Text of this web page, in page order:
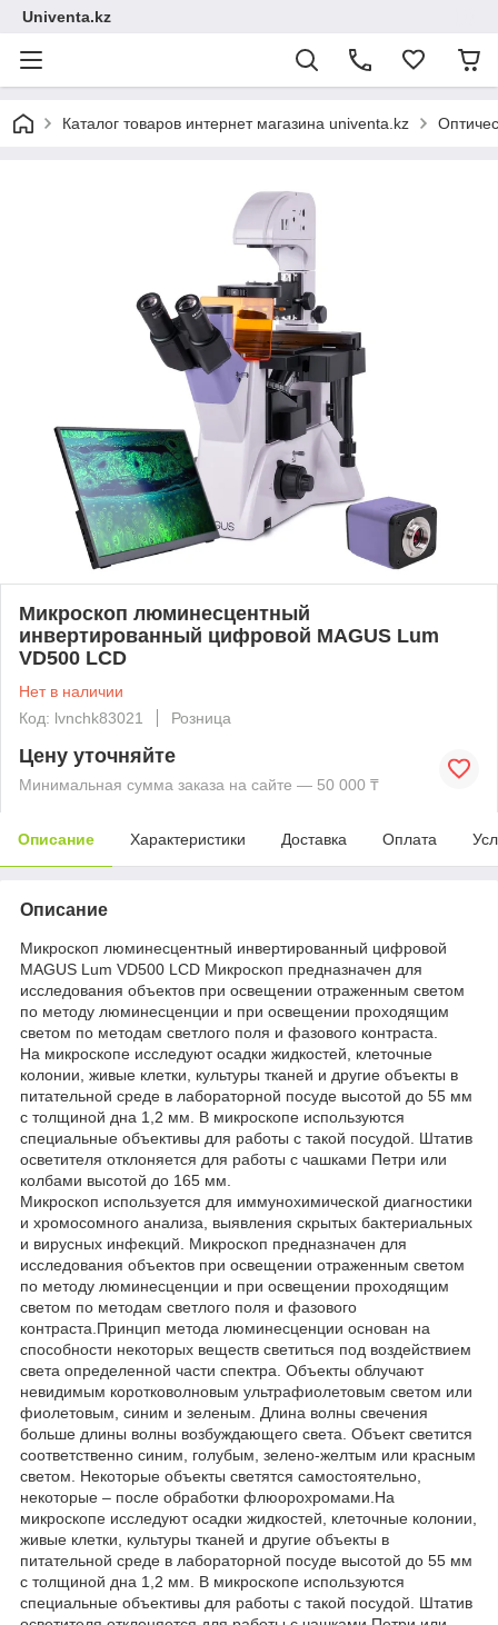
Univenta.kz
Каталог товаров интернет магазина univenta.kz
Микроскоп люминесцентный
инвертированный цифровой MAGUS Lum
VD500 LCD
Нет в наличии
Код: lvnchk83021
Розница
Цену уточняйте
Минимальная сумма заказа на сайте — 50 000 ₸
Описание Характеристики Доставка Оплата
Описание
Микроскоп люминесцентный инвертированный цифровой
MAGUS Lum VD500 LCD Микроскоп предназначен для
исследования объектов при освещении отраженным светом
по методу люминесценции и при освещении проходящим
светом по методам светлого поля и фазового контраста.
На микроскопе исследуют осадки жидкостей, клеточные
колонии, живые клетки, культуры тканей и другие объекты в
питательной среде в лабораторной посуде высотой до 55 мм
с толщиной дна 1,2 мм. В микроскопе используются
специальные объективы для работы с такой посудой. Штатив
осветителя отклоняется для работы с чашками Петри или
колбами высотой до 165 мм.
Микроскоп используется для иммунохимической диагностики и хромосомного анализа, выявления скрытых бактериальных и вирусных инфекций. Микроскоп предназначен для исследования объектов при освещении отраженным светом по методу люминесценции и при освещении проходящим светом по методам светлого поля и фазового контраста.Принцип метода люминесценции основан на способности некоторых веществ светиться под воздействием света определенной части спектра. Объекты облучают невидимым коротковолновым ультрафиолетовым светом или фиолетовым, синим и зеленым. Длина волны свечения больше длины волны возбуждающего света. Объект светится соответственно синим, голубым, зелено-желтым или красным светом. Некоторые объекты светятся самостоятельно, некоторые – после обработки флюорохромами.На микроскопе исследуют осадки жидкостей, клеточные колонии, живые клетки, культуры тканей и другие объекты в питательной среде в лабораторной посуде высотой до 55 мм с толщиной дна 1,2 мм. В микроскопе используются специальные объективы для работы с такой посудой. Штатив осветителя отклоняется для работы с чашками Петри или колбами высотой до 165 мм.Микроскоп используется для иммунохимической диагностики и хромосомного анализа, выявления скрытых бактериальных и вирусных инфекций.Цифровая камераMAGUS CHD40 – цифровая HDMI-камера с тремя видеоинтерфейсами и автоматическим переключением между 4K и Full HD в зависимости от разрешения монитора.Камера оснащена сенсором 8 Мпикс и формирует реалистичное изображение в разрешении 4К (3840x2160 пикс) при подключении через интерфейс HDMI или USB 3.0. При подключении через Wi-Fi разрешение изображения Full HD (1920x1080 пикс).Камера использует интерфейс HDMI для прямого подключения к телевизору, монитору или проектору. В этом режиме камера работает автономно, без компьютера. HDMI-подключение обеспечивает высокую и стабильную скорость передачи информации от камеры к внешнему экрану. Подключение к компьютеру осуществляется через сеть Wi-Fi и USB 3.0. Видеозапись ведется с частотой 30 кадров в секунду.Камера сочетает в себе большое значение FPS и высокую пропускную способность интерфейса HDMI, поэтому видео ощущаются «живыми», нет зависаний и разрывов между кадрами. На максимальном разрешении изображение информативно, движущиеся объекты видны без шлейфов, передвижение объекта отображается без задержек.МониторМонитор MAGUS MCD40 предназначен для создания системы визуализации микроскопа MAGUS .Он подключается к установленной на микроскоп камере и выводит изображение в реальном времени. Поддерживаются HDMI-камеры MAGUS, работающие в разрешении 4К.Диагональ экрана – 13,3 дюйма. Матрица IPS обеспечивает яркую картинку с широкими углами обзора: если смотреть на монитор под углом, цветопередача не искажается.Монитор устанавливается на стол или полку на откидную подставку или крепится напрямую к камере или к штативу.Визуальная насадкаОптическая длина тубуса – бесконечность. Во время сборки микроскопа пользователь разворачивает тубусы насадки на 180° и выбирает высоту выноса зрачка в соответствии с собственным ростом. Визуальная насадка тринокулярная.Монитор устанавливается в вертикальный тубус визуальной насадки, а цифровая камера в боковой канал визуализации на корпусе микроскопа. Световой поток на тринокулярной насадке делится 80/20, на корпусе переключается 100/0 или 0/100.Револьверное устройствоРевольвер на 6 объективов установлен на штатив под столиком.ОбъективыОбъективы-планахроматы на бесконечность с увеличенным рабочим расстоянием скорректированы на толщину дна посуды 1,2 мм.3 объектива используются для работы по методу светлого поля и методу видимой люминесценции и 3 объектива – для работы по методу фазового контраста.ФокусировкаКоаксиальные рукоятки грубой и тонкой фокусировки расположены в нижней части корпуса с двух сторон штатива. Пользователь свободно кладет руки на стол и занимает расслабленную позу во время работы. Фокус настраивается плавно и без усилий.С правой стороны находится рукоятка блокировки грубой фокусировки для быстрой настройки микроскопа после смены объекта исследования. С левой – кольцо регулировки жесткости хода грубой фокусировки для комфортной индивидуальной настройки.Предметный столикНа неподвижный предметный столик установлен специальный механизм для перемещения лабораторной посуды в двух взаимоперпендикулярных направлениях. Плавное тонкое перемещение объекта обеспечит точность исследований – ни один участок исследуемого объекта не будет пропущен. Ручка перемещения низкая, поэтому пользователь не напрягает кисть правой руки. В комплект микроскопа входят четыре держателя чашек под разные размеры посуды.Люминесцентный блокИсточник возбуждения люминесценции – 100-ваттная ртутная лампа. Она обладает высокой яркостью и широким спектром длин волн. Спектр лампы имеет пики, что позволяет работать с множеством флуоресцентных красителей.Блок содержит четыре фильтра возбуждения: ультрафиолетовый (UV), фиолетовый (V), синий (B), зеленый (G).Ртутная лампа расположена в фонаре и центрируется в трех плоскостях. Фонарь отводит тепловое излучение, лампа не перегревается. Удобное крепление лампы обеспечивает безопасную и быструю замену.КонденсорФазово-контрастный конденсор по типу вращающегося диска с 4 положениями: свободное отверстие используется для наблюдений в светлом поле, три с фазовыми вставками – для работы на фазовых объективах с увеличениями 10х, 20х и 40х. Фазовые кольца центрируются. Быстрое и интуитивно понятное переключение с одного метода исследования на другой экономит время и упрощает работу исследователя.Источник проходящего светаВ осветителе проходящего света стоит 30-ваттная галогенная лампа. Галогенная лампа излучает свет, комфортной для глаз цветовой температуры. 30-ваттная лампа светит достаточно ярко для работы на всех объективах по методу светлого поля и фазового контраста.Освещение по Кёлеру в проходящем светеНастройка освещения по Кёлеру повышает качество изображения объекта: достигается предел разрешения на каждом объективе и равномерное освещение поля зрения без затемнений по краям. Объект исследования помещается в фокус, а изображения артефактов удаляются.АксессуарыДля микроскопа разработана линейка аксессуаров.Окуляры расширяют диапазон увеличения микроскопа. Дополнительная пара окуляров поможет реализовать полезное увеличение микроскопа на объективе, который чаще используется для работы.Цифровые камеры выводят изображение с микроскопа на монитор, сохраняют в виде файлов, ПО измеряет объекты в режиме реального времени.Калибровочный слайд для измерения объектов работает в паре с окуляром со шкалой или с ПО камеры.Основные особенности микроскопа:• Исследование объектов в лабораторной посуде, излучающих свечение под воздействием света возбуждения• Методы исследований: видимая люминесценция в отраженном свете, светлое поле и фазовый контраст в проходящем свете• Настройка освещения по Кёлеру• Отклоняемый штатив для работы с посудой высотой до 165 мм• Тринокулярная визуальная насадка с возможностью выбора высоты взора• Два независимых канала визуализации для установки цифровой камеры и монитора: вертикальный тубус визуальной насадки и боковой канал визуализации на корпусе; деление светового потока на тринокулярной насадке 80/20, на корпусе переключается 100/0 и 0/100• Осветитель отраженного света – ртутная лампа 100 Вт с широким спектром длин волн• Фильтры возбуждения видимой люминесценции: ультрафиолетовый (UV), фиолетовый (V), синий (B), зеленый (G)• Фазово-контрастный конденсор по типу вращающегося диска для быстрой и удобной смены метода исследования• Осветитель проходящего света – 30-ваттная галогенная лампа для яркого естественного освещения• Широкая линейка дополнительных аксессуаровОсновные особенности камеры:• Камера работает автономно без подключения к компьютеру и установки программ через интерфейс HDMI, подключается к компьютеру через интерфейсы Wi-Fi и USB 3.0• Автоматическое переключение между 4K и Full HD в зависимости от разрешения монитора• 30 кадров в секунду через любой интерфейс подключения – для наблюдения подвижных объектов, записи видео и перемещения препарата без рывков и запаздывания• Цветной CMOS-сенсор SONY Exmor/Starvis с обратной засветкой обеспечивает низкий уровень шума и высокую светочувствительность даже при слабой освещенности: изображение чище, ярче, насыщеннее по цветам• Программное обеспечение с функциями фотографирования, видеозаписи, редактирования, вывода изображения на внешний экран, измерения линейных и угловых размеровКомплектация:• Цифровая камера MAGUS CHD40 (цифровая камера, кабель HDMI (1,5 м), кабель USB 3.0 (1,5 м), мышь USB, карта памяти SD 32 ГБ, USB-адаптер Wi-Fi (2 шт.), сетевой адаптер питания 12 В/1 А (евро), установочный компакт-диск с драйверами и программным обеспечением, инструкция по эксплуатации и гарантийный талон)• Монитор MAGUS MCD40• Штатив с источником проходящего света и конденсорным устройством, механизмом фокусировки, предметным столиком и револьверным устройством крепления объективов• Люминесцентные блоки• Фонарь ртутной лампы• Тринокулярная визуальная насадка• Объектив-планахромат, рассчитанный на бесконечность: PLL 10х/0,25 WD 4,3 мм• Объектив-планахромат, рассчитанный на бесконечность: PLL 20x/0,40 WD 8,0 мм• Объектив-планахромат, рассчитанный на бесконечность: PLL 40x/0,60 WD 3,5 мм• Объектив-планахромат, рассчитанный на бесконечность: PLL 10x/0,25 PHP2 WD 4,3 мм• Объектив-планахромат, рассчитанный на бесконечность: PLL 20x/0,40 PHP2 WD 8,0 мм• Объектив-планахромат, рассчитанный на бесконечность: PLL 40x/0,60 PHP2 WD 3,5 мм• Окуляр 10x/22 мм с удаленным зрачком (2 шт.)• Защитный экран• Адаптер C-mount 1х• Ключ-шестигранник• Блок поджига ртутной лампы• Сетевой шнур питания• Кабель осветителя отраженного света• Пылезащитный чехол• Инструкция по эксплуатации и гарантийный талонПоставляются по дополнительному заказу:• Окуляр 10х/22 мм со шкалой• Окуляр 12,5x/14 мм (2 шт.)• Окуляр 15х/15 мм (2 шт.)• Окуляр 20х/12 мм (2 шт.)• Окуляр 25х/9 мм (2 шт.)• Калибровочный слайд Технические характеристики:Фото: *.jpg,